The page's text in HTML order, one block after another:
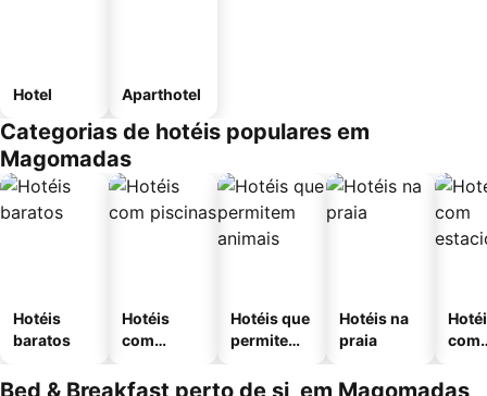
Hotel Aparthotel
Categorias de hotéis populares em
Magomadas
Hotéis
baratos
Hotéis
com
Hotéis que
permitem
Hotéis na
praia
com
Bed & Breakfast perto de si, em Magomadas